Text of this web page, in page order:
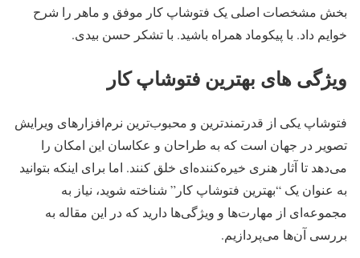
بخش مشخصات اصلی یک فتوشاپ کار موفق و ماهر را شرح
خوایم داد. با پیکوماد همراه باشید. با تشکر حسن بیدی.
ویژگی های بهترین فتوشاپ کار
فتوشاپ یکی از قدرتمندترین و محبوب‌ترین نرم‌افزارهای ویرایش
تصویر در جهان است که به طراحان و عکاسان این امکان را
می‌دهد تا آثار هنری خیره‌کننده‌ای خلق کنند. اما برای اینکه بتوانید
به عنوان یک “بهترین فتوشاپ کار” شناخته شوید، نیاز به
مجموعه‌ای از مهارت‌ها و ویژگی‌ها دارید که در این مقاله به
بررسی آن‌ها می‌پردازیم.